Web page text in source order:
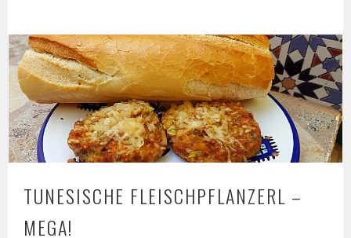
Kürbis
und
Kichererbsen
TUNESISCHE FLEISCHPFLANZERL –
MEGA!